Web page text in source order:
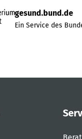
gesund.bund.de
Ein Service des